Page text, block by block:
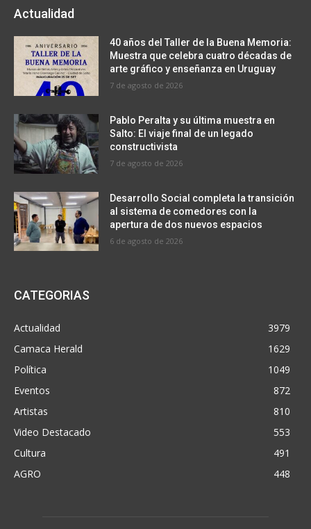
Actualidad
40 años del Taller de la Buena Memoria:
Muestra que celebra cuatro décadas de
arte gráfico y enseñanza en Uruguay
7 de agosto de 2026
Pablo Peralta y su última muestra en
Salto: El viaje final de un legado
constructivista
7 de agosto de 2026
Desarrollo Social completa la transición
al sistema de comedores con la
apertura de dos nuevos espacios
6 de agosto de 2026
CATEGORIAS
Actualidad
3979
Camaca Herald
1629
Política
1049
Eventos
872
Artistas
810
Video Destacado
553
Cultura
491
AGRO
448